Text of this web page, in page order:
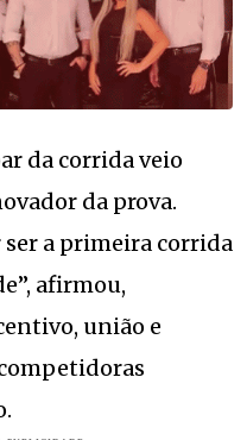
da corrida veio
da prova.
ser a primeira corrida
afirmou,
união e